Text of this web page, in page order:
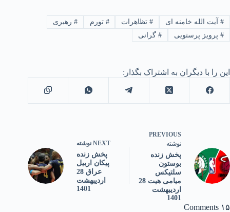
#آیت الله خامنه ای #تظاهرات # تورم # رهبری
#پرویز پرستویی #گرانی
این را با دیگران به اشتراک بگذار:
PREVIOUS
نوشته
پخش زنده
بوستون
سلتیکس
میامی هیت 28
اردیبهشت
1401
NEXT نوشته
پخش زنده
پیکان اربیل
عراق 28
اردیبهشت
1401
۱۵ Comments